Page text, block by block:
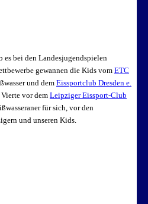
es bei den Landesjugendspielen
gewannen die Kids vomETC
und dem Eissportclub Dresden e.
vor dem Leipziger Eissport-Club
für sich, vor den
und unseren Kids.